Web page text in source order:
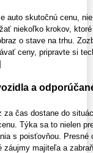
auto skutočnú cenu,
niekoľko krokov,
o stave na trhu.
ceny, pripravte si
a
za čas dostane do
Týka sa to nielen
s poisťovňou.
záujmy majiteľa a